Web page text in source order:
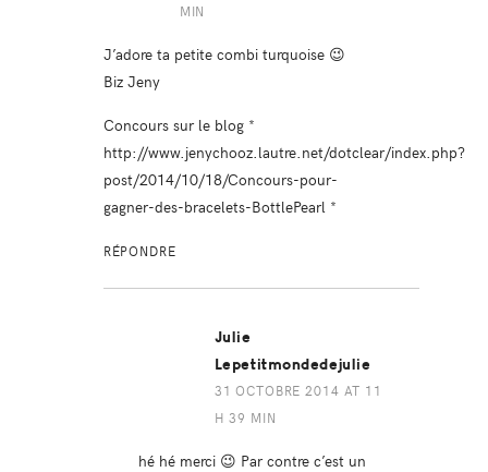
MIN
J’adore ta petite combi turquoise 😉
Biz Jeny
Concours sur le blog *
http://www.jenychooz.lautre.net/dotclear/index.php?
post/2014/10/18/Concours-pour-
gagner-des-bracelets-BottlePearl *
RÉPONDRE
Julie
Lepetitmondedejulie
31 OCTOBRE 2014 AT 11
H 39 MIN
hé hé merci 😉 Par contre c’est un